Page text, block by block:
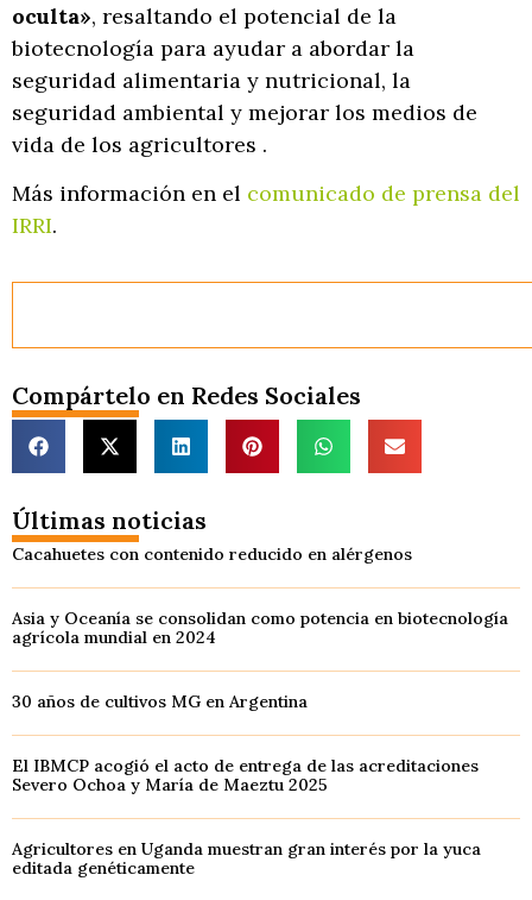
oculta», resaltando el potencial de la
biotecnología para ayudar a abordar la
seguridad alimentaria y nutricional, la
seguridad ambiental y mejorar los medios de
vida de los agricultores .
Más información en el comunicado de prensa del
IRRI.
Compártelo en Redes Sociales
Últimas noticias
Cacahuetes con contenido reducido en alérgenos
Asia y Oceanía se consolidan como potencia en biotecnología
agrícola mundial en 2024
30 años de cultivos MG en Argentina
El IBMCP acogió el acto de entrega de las acreditaciones
Severo Ochoa y María de Maeztu 2025
Agricultores en Uganda muestran gran interés por la yuca
editada genéticamente